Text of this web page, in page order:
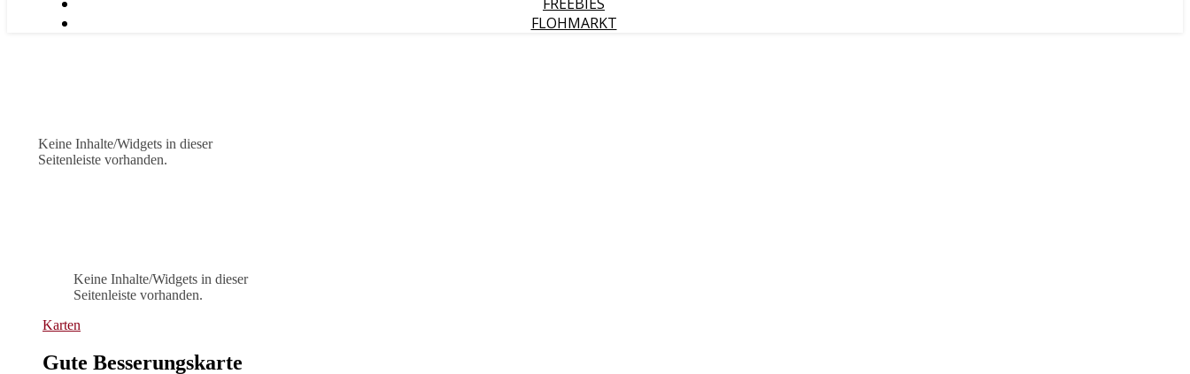
FLOHMARKT
Keine Inhalte/Widgets in dieser
Seitenleiste vorhanden.
Keine Inhalte/Widgets in dieser
Seitenleiste vorhanden.
Karten
Gute Besserungskarte